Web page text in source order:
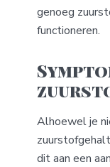
genoeg
functioneren.
Alhoewel je
dit aan een